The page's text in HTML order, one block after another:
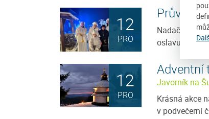
12
PRO
Průvod
Nadační fond
oslavu svátku
12
PRO
Adventní
Javorník na
Krásná akce
v podvečerní